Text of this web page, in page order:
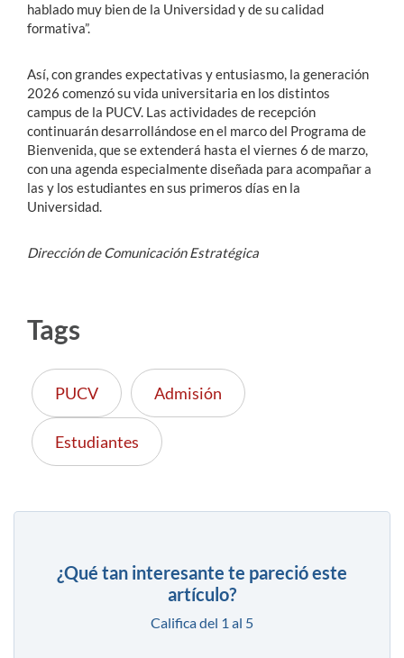
hablado muy bien de la Universidad y de su calidad
formativa”.
Así, con grandes expectativas y entusiasmo, la generación
2026 comenzó su vida universitaria en los distintos
campus de la PUCV. Las actividades de recepción
continuarán desarrollándose en el marco del Programa de
Bienvenida, que se extenderá hasta el viernes 6 de marzo,
con una agenda especialmente diseñada para acompañar a
las y los estudiantes en sus primeros días en la
Universidad.
Dirección de Comunicación Estratégica
Tags
PUCV Admisión
Estudiantes
¿Qué tan interesante te pareció este
artículo?
Califica del 1 al 5